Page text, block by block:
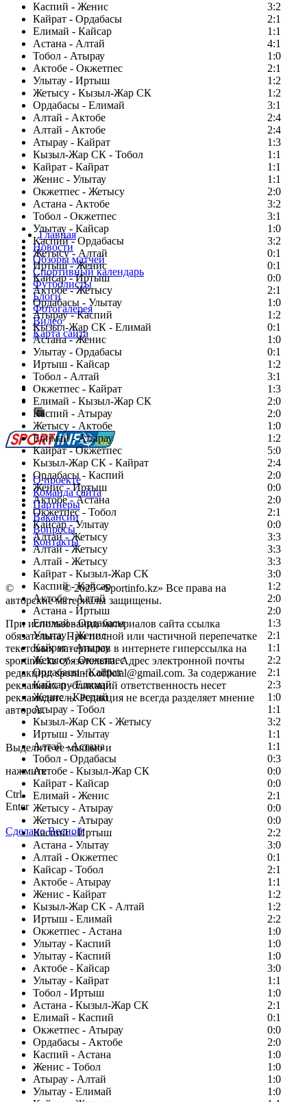
Каспий - Женис
3:2
Кайрат - Ордабасы
2:1
Елимай - Кайсар
1:1
Астана - Алтай
4:1
Тобол - Атырау
1:0
Актобе - Окжетпес
2:1
Улытау - Иртыш
1:2
Жетысу - Кызыл-Жар СК
1:2
Ордабасы - Елимай
3:1
Алтай - Актобе
2:4
Алтай - Актобе
2:4
Атырау - Кайрат
1:3
Кызыл-Жар СК - Тобол
1:1
Кайрат - Кайрат
1:1
Женис - Улытау
1:1
Окжетпес - Жетысу
2:0
Астана - Актобе
3:2
Тобол - Окжетпес
3:1
Улытау - Кайсар
1:0
Каспий - Ордабасы
3:2
Жетысу - Алтай
0:1
Иртыш - Женис
0:1
Кайсар - Иртыш
0:0
Актобе - Жетысу
2:1
Ордабасы - Улытау
1:0
Атырау - Каспий
1:2
Кызыл-Жар СК - Елимай
0:1
Астана - Женис
1:0
Улытау - Ордабасы
0:1
Иртыш - Кайсар
1:2
Тобол - Алтай
3:1
Окжетпес - Кайрат
1:3
Елимай - Кызыл-Жар СК
2:0
Каспий - Атырау
2:0
Жетысу - Актобе
1:0
Елимай - Атырау
1:2
Кайрат - Окжетпес
5:0
Кызыл-Жар СК - Кайрат
2:4
Ордабасы - Каспий
2:0
Женис - Иртыш
0:0
Актобе - Астана
2:0
Окжетпес - Тобол
2:1
Кайсар - Улытау
0:0
Алтай - Жетысу
3:3
Алтай - Жетысу
3:3
Алтай - Жетысу
3:3
Кайрат - Кызыл-Жар СК
3:0
Каспий - Кайсар
1:2
Актобе - Алтай
2:0
Астана - Иртыш
2:0
Елимай - Ордабасы
1:3
Улытау - Женис
2:1
Кайрат - Атырау
1:1
Жетысу - Окжетпес
2:2
Ордабасы - Кайрат
2:1
Кайсар - Елимай
2:3
Женис - Каспий
1:0
Атырау - Тобол
1:1
Кызыл-Жар СК - Жетысу
3:2
Иртыш - Улытау
1:1
Алтай - Астана
1:1
Тобол - Ордабасы
0:3
Актобе - Кызыл-Жар СК
0:0
Кайрат - Кайсар
0:0
Елимай - Женис
2:1
Жетысу - Атырау
0:0
Жетысу - Атырау
0:0
Каспий - Иртыш
2:2
Астана - Улытау
3:0
Алтай - Окжетпес
0:1
Кайсар - Тобол
2:1
Актобе - Атырау
1:1
Женис - Кайрат
1:2
Кызыл-Жар СК - Алтай
1:2
Иртыш - Елимай
2:2
Окжетпес - Астана
1:0
Улытау - Каспий
1:0
Улытау - Каспий
1:0
Актобе - Кайсар
3:0
Улытау - Кайрат
1:1
Тобол - Иртыш
1:0
Астана - Кызыл-Жар СК
2:1
Елимай - Каспий
0:1
Окжетпес - Атырау
0:0
Ордабасы - Актобе
2:0
Каспий - Астана
1:0
Женис - Тобол
1:0
Атырау - Алтай
1:0
Улытау - Елимай
1:0
Главная
Новости
Обзоры матчей
Спортивный календарь
Футболисты
Блоги
Фотогалерея
Видео
Карта сайта
Есть идея?
Сообщить о мероприятии
Перейти на старый сайт
О проекте
Команда сайта
Партнеры
Вакансии
Вопросы
Контакты
© Copyright© 2025 «Sportinfo.kz» Все права на
авторские материалы защищены.
При использовании материалов сайта ссылка
обязательна. При полной или частичной перепечатке
текстовых материалов в интернете гиперссылка на
sportinfo.kz обязательна. Адрес электронной почты
редакции: sportinfo.official@gmail.com. За содержание
рекламных публикаций ответственность несет
рекламодатель. Редакция не всегда разделяет мнение
авторов.
Заметили ошибку в тексте?
Выделите ее мышью и
нажмите
Ctrl
Enter
Сделано Весной